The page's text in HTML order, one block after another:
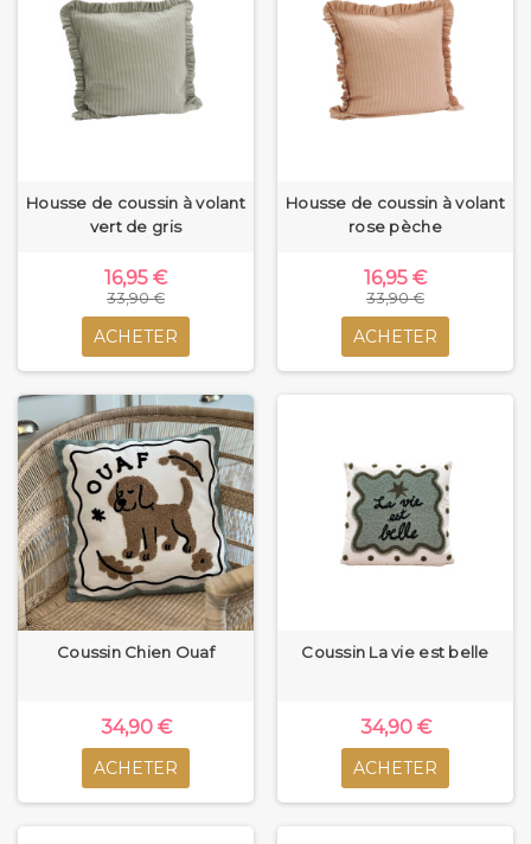
Housse de coussin à volant
vert de gris
16,95 €
33,90 €
ACHETER
Housse de coussin à volant
rose pèche
16,95 €
33,90 €
ACHETER
Coussin Chien Ouaf
34,90 €
ACHETER
Coussin La vie est belle
34,90 €
ACHETER